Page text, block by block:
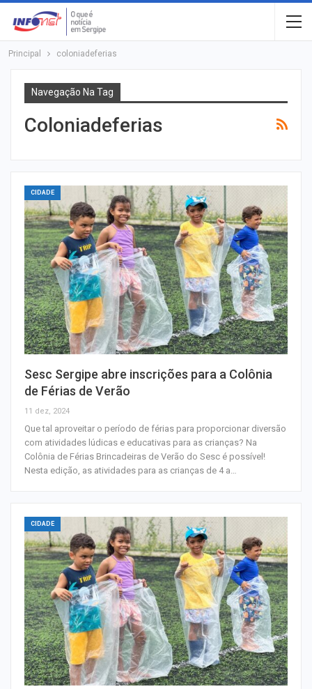
Principal coloniadeferias
Navegação Na Tag
Coloniadeferias
CIDADE
Sesc Sergipe abre inscrições para a Colônia
de Férias de Verão
11 dez, 2024
Que tal aproveitar o período de férias para proporcionar diversão
com atividades lúdicas e educativas para as crianças? Na
Colônia de Férias Brincadeiras de Verão do Sesc é possível!
Nesta edição, as atividades para as crianças de 4 a…
CIDADE